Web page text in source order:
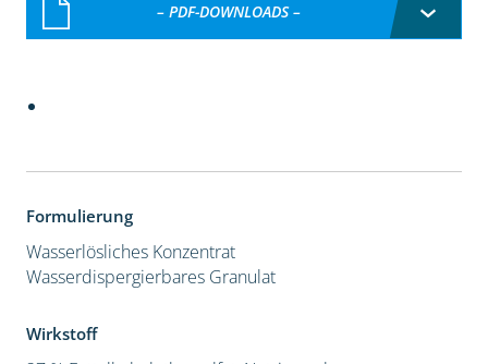
– PDF-DOWNLOADS –
Formulierung
Wasserlösliches Konzentrat
Wasserdispergierbares Granulat
Wirkstoff